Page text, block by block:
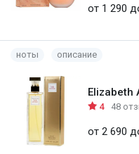
от 1 290
ноты описание
Elizabeth
4 48
от 2 690